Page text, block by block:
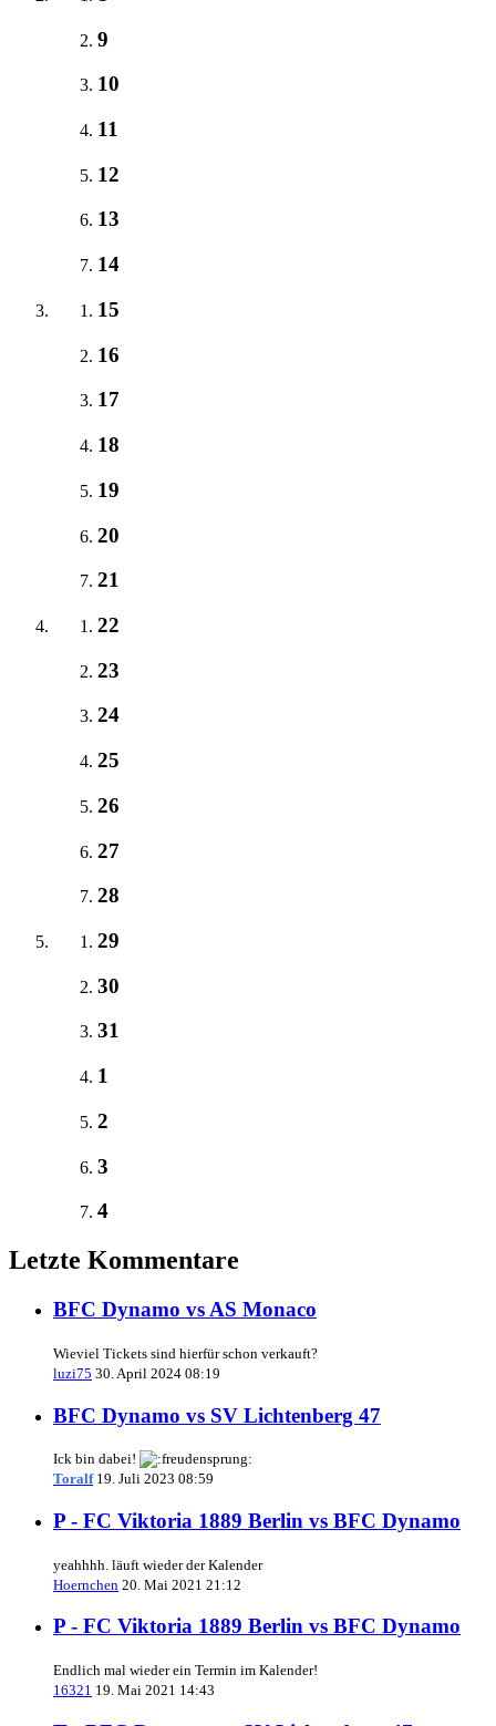
9
10
11
12
13
14
15
16
17
18
19
20
21
22
23
24
25
26
27
28
29
30
31
1
2
3
4
Letzte Kommentare
BFC Dynamo vs AS Monaco
Wieviel Tickets sind hierfür schon verkauft?
luzi75 30. April 2024 08:19
BFC Dynamo vs SV Lichtenberg 47
Ick bin dabei!
Toralf 19. Juli 2023 08:59
P - FC Viktoria 1889 Berlin vs BFC Dynamo
yeahhhh. läuft wieder der Kalender
Hoernchen 20. Mai 2021 21:12
P - FC Viktoria 1889 Berlin vs BFC Dynamo
Endlich mal wieder ein Termin im Kalender!
16321 19. Mai 2021 14:43